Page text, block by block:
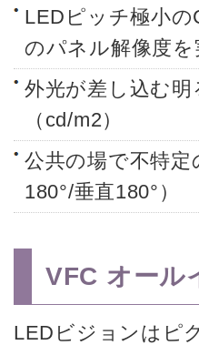
LEDピッチ極小
のパネル解像度を
外光が差し込む
（cd/m2）
公共の場で不特
180°/垂直180°）
VFC オール
LEDビジョンはピ